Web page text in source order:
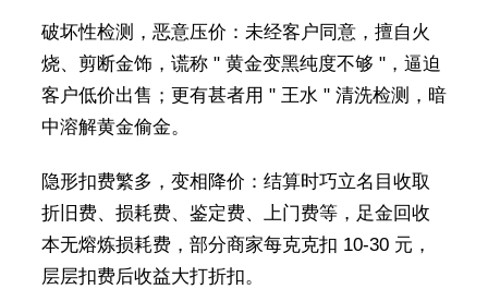
破坏性检测，恶意压价：未经客户同意，擅自火
烧、剪断金饰，谎称 " 黄金变黑纯度不够 "，逼迫
客户低价出售；更有甚者用 " 王水 " 清洗检测，暗
中溶解黄金偷金。
隐形扣费繁多，变相降价：结算时巧立名目收取
折旧费、损耗费、鉴定费、上门费等，足金回收
本无熔炼损耗费，部分商家每克克扣 10-30 元，
层层扣费后收益大打折扣。